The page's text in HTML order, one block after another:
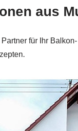
aus
für Ihr